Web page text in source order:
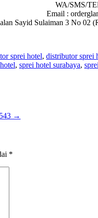
WA/SMS/
Email :
Sayid Sulaiman 3 No 02
sprei hotel, distributor sprei
, sprei hotel surabaya,
→
*